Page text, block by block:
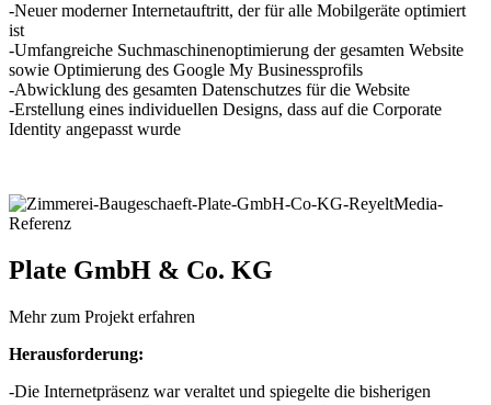
-Neuer moderner Internetauftritt, der für alle Mobilgeräte optimiert
ist
-Umfangreiche Suchmaschinenoptimierung der gesamten Website
sowie Optimierung des Google My Businessprofils
-Abwicklung des gesamten Datenschutzes für die Website
-Erstellung eines individuellen Designs, dass auf die Corporate
Identity angepasst wurde
Plate GmbH & Co. KG
Mehr zum Projekt erfahren
Herausforderung:
-Die Internetpräsenz war veraltet und spiegelte die bisherigen